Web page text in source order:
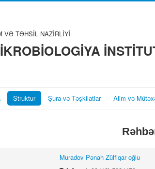
VƏ TƏHSİL NAZİRLİYİ
Struktur Şura və Təşkilatlar Alim və
Muradov Pənah Zülfiqar oğlu